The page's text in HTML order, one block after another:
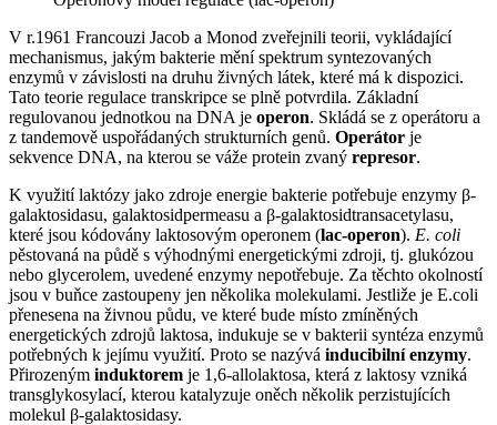
V r.1961 Francouzi Jacob a Monod zveřejnili teorii, vykládající
mechanismus, jakým bakterie mění spektrum syntezovaných
enzymů v závislosti na druhu živných látek, které má k dispozici.
Tato teorie regulace transkripce se plně potvrdila. Základní
regulovanou jednotkou na DNA je operon. Skládá se z operátoru a
z tandemově uspořádaných strukturních genů. Operátor je
sekvence DNA, na kterou se váže protein zvaný represor.
K využití laktózy jako zdroje energie bakterie potřebuje enzymy β-
galaktosidasu, galaktosidpermeasu a β-galaktosidtransacetylasu,
které jsou kódovány laktosovým operonem (lac-operon). E. coli
pěstovaná na půdě s výhodnými energetickými zdroji, tj. glukózou
nebo glycerolem, uvedené enzymy nepotřebuje. Za těchto okolností
jsou v buňce zastoupeny jen několika molekulami. Jestliže je E.coli
přenesena na živnou půdu, ve které bude místo zmíněných
energetických zdrojů laktosa, indukuje se v bakterii syntéza enzymů
potřebných k jejímu využití. Proto se nazývá inducibilní enzymy.
Přirozeným induktorem je 1,6-allolaktosa, která z laktosy vzniká
transglykosylací, kterou katalyzuje oněch několik perzistujících
molekul β-galaktosidasy.